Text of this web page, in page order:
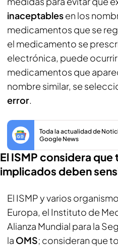
inaceptablesen los
medicamentos que se
el medicamento se
electrónica, puede ocurrir
medicamentos que
nombre similar, se
error.
Toda la actualidad de
Google News
El ISMP considera
implicados deben
El ISMP y varios
Europa, el Instituto de
Alianza Mundial para la
la OMS; consideran que